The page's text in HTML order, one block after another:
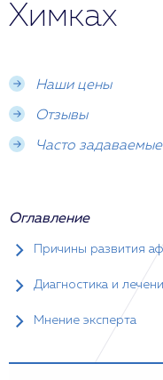
Химках
Наши цены
Отзывы
Часто
Оглавление
Причины развития
Диагностика и
Мнение эксперта